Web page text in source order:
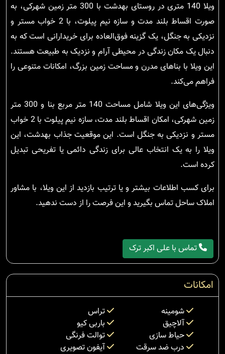
ویلا 140 متری در روستای بهدشت با 300 متر زمین شهرکی، به
صورت اقساط بلند مدت و سازه نیم پیلوت، با 2 خواب مستر و
نزدیکی به جنگل، یک گزینه فوق‌العاده برای خریدارانی است که به
دنبال یک مکان زندگی در محیطی آرام و نزدیک به طبیعت هستند.
این ویلا با بناهای مدرن و مساحت زمین بزرگ، امکانات متنوعی را
فراهم می‌کند.
ویژگی‌های این ویلا شامل مساحت 140 متر مربع بنا و 300 متر
زمین شهرکی، امکان اقساط بلند مدت، سازه نیم پیلوت با 2 خواب
مستر و نزدیکی به جنگل است. این موقعیت جذاب بهدشت، این
ویلا را به یک انتخاب عالی برای زندگی دائمی یا تفریحی تبدیل
کرده است.
برای کسب اطلاعات بیشتر و یا ترتیب بازدید از این ویلا، با مشاور
املاک ساحل تماس بگیرید و این فرصت را از دست ندهید.
تماس با علی اکبر ترک
امکانات
شومینه
تراس
آلاچیق
باربی کیو
حیاط سازی
توالت فرنگی
درب ضد سرقت
آیفون تصویری